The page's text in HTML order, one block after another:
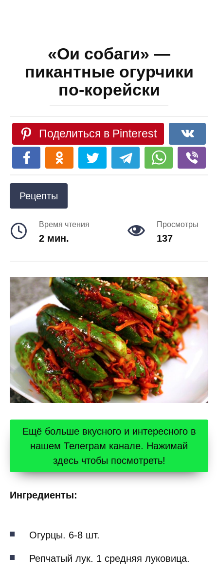
«Ои собаги» —
пикантные огурчики
по-корейски
Поделиться в Pinterest
Рецепты
Время чтения
2 мин.
Просмотры
137
Ещё больше вкусного и интересного в
нашем Телеграм канале. Нажимай
здесь чтобы посмотреть!
Ингредиенты:
Огурцы. 6-8 шт.
Репчатый лук. 1 средняя луковица.